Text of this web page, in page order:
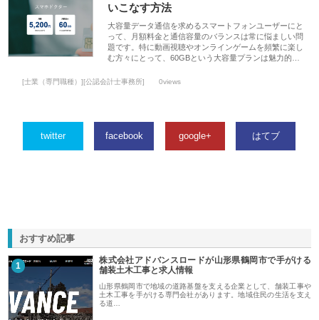
いこなす方法
大容量データ通信を求めるスマートフォンユーザーにと
って、月額料金と通信容量のバランスは常に悩ましい問
題です。特に動画視聴やオンラインゲームを頻繁に楽し
む方々にとって、60GBという大容量プランは魅力的…
[士業（専門職種）][公認会計士事務所] 0views
twitter facebook google+ はてブ
おすすめ記事
1
株式会社アドバンスロードが山形県鶴岡市で手がける
舗装土木工事と求人情報
山形県鶴岡市で地域の道路基盤を支える企業として、舗装工事や
土木工事を手がける専門会社があります。地域住民の生活を支え
る道…